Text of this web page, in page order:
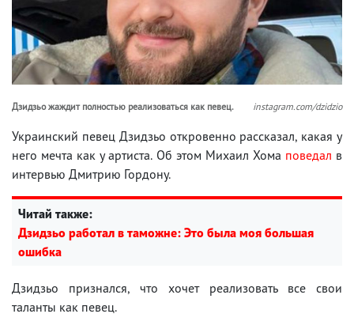
Дзидзьо жаждит полностью реализоваться как певец. instagram.com/dzidzio
Украинский певец Дзидзьо откровенно рассказал, какая у
него мечта как у артиста. Об этом Михаил Хома поведал в
интервью Дмитрию Гордону.
Читай также:
Дзидзьо работал в таможне: Это была моя большая
ошибка
Дзидзьо признался, что хочет реализовать все свои
таланты как певец.